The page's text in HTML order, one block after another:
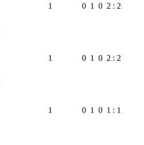
1 0 1 0 2 : 2
1 0 1 0 2 : 2
1 0 1 0 1 : 1